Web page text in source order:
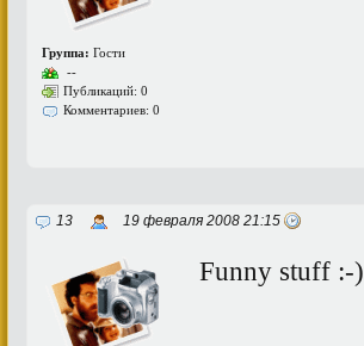
Группа: Гости
--
Публикаций: 0
Комментариев: 0
13 19 февраля 2008 21:15
Funny stuff :-)